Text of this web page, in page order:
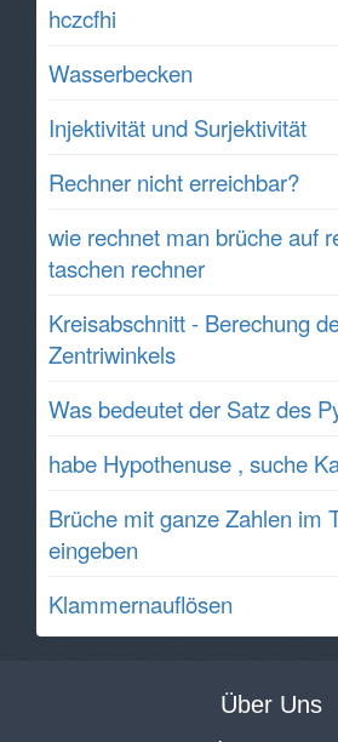
hczcfhi
Wasserbecken
Injektivität und Surjektivität
Rechner nicht erreichbar?
wie rechnet man brüche auf
taschen rechner
Kreisabschnitt - Berechung
Zentriwinkels
Was bedeutet der Satz des
habe Hypothenuse , suche
Brüche mit ganze Zahlen im
eingeben
Klammernauflösen
Über Uns